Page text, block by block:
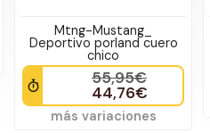
Mtng-Mustang_
Deportivo porland cuero
chico
55,95€
44,76€
más variaciones